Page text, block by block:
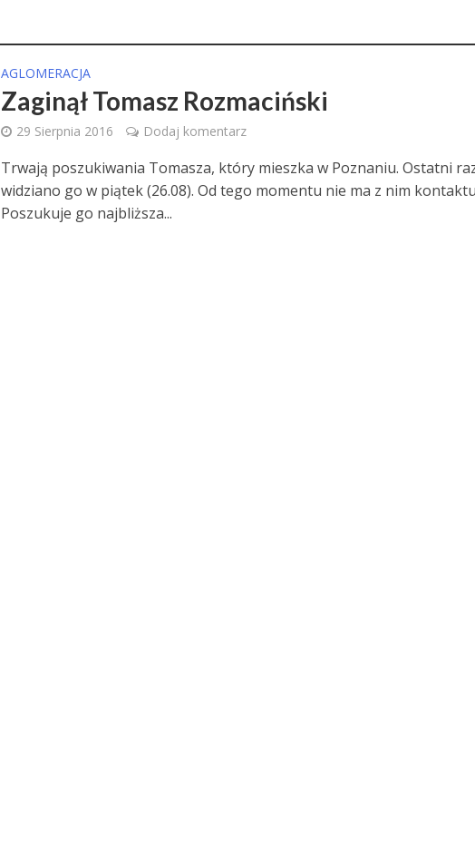
AGLOMERACJA
Zaginął Tomasz Rozmaciński
29 Sierpnia 2016 Dodaj komentarz
Trwają poszukiwania Tomasza, który mieszka w Poznaniu. Ostatni
widziano go w piątek (26.08). Od tego momentu nie ma z nim
Poszukuje go najbliższa...